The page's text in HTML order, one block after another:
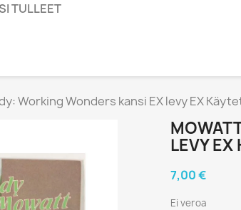
TULLEET
Working Wonders kansi EX levy EX
LEVY EX
7,00 €
Ei veroa